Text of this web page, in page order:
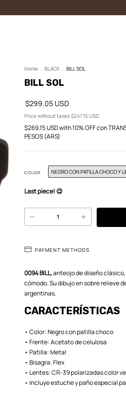
Home . BLACK . BILL SOL
BILL SOL
$299.05 USD
Price without taxes$247.15 USD
$269.15 USDwith10% OFF con
PESOS (ARS)
COLOR NEGRO CON PATILLA CHOCO Y
Last piece! 😉
PAYMENT METHODS
0094 BILL,anteojo de diseño
cómodo. Su dibujo en sobre relieve
argentinas.
CARACTERÍSTICAS
• Color: Negro con patilla choco
• Frente: Acetato de celulosa
• Patilla: Metal
• Bisagra: Flex
• Lentes: CR-39 polarizadas color
• Incluye estuche y paño especial